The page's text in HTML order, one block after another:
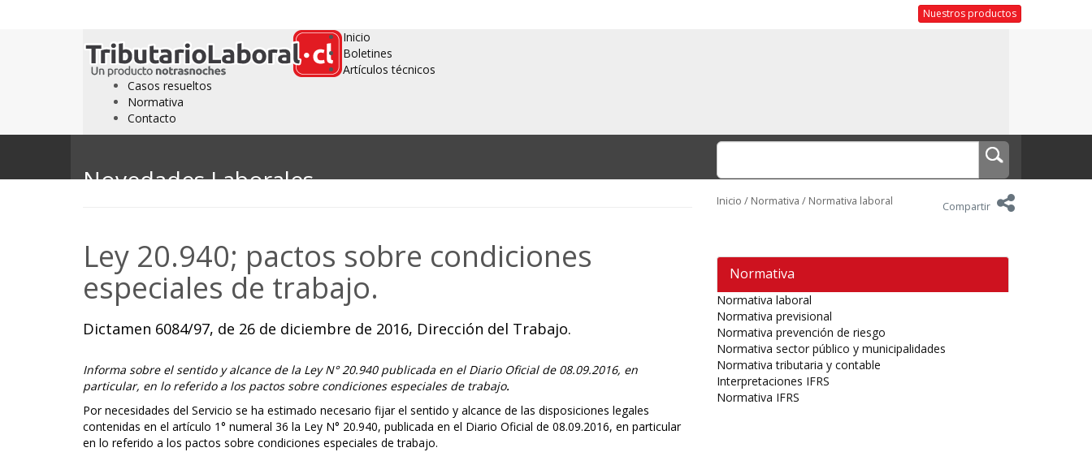
Nuestros productos
Inicio
Boletines
Artículos técnicos
Casos resueltos
Normativa
Contacto
Novedades Laborales
Inicio / Normativa / Normativa laboral Compartir
Ley 20.940; pactos sobre condiciones
especiales de trabajo.
Dictamen 6084/97, de 26 de diciembre de 2016, Dirección del Trabajo.
Informa sobre el sentido y alcance de la Ley N° 20.940 publicada en el Diario Oficial de 08.09.2016, en
particular, en lo referido a los pactos sobre condiciones especiales de trabajo.
Por necesidades del Servicio se ha estimado necesario fijar el sentido y alcance de las disposiciones legales
contenidas en el artículo 1° numeral 36 la Ley N° 20.940, publicada en el Diario Oficial de 08.09.2016, en particular
en lo referido a los pactos sobre condiciones especiales de trabajo.
Normativa
Normativa laboral
Normativa previsional
Normativa prevención de riesgo
Normativa sector público y municipalidades
Normativa tributaria y contable
Interpretaciones IFRS
Normativa IFRS